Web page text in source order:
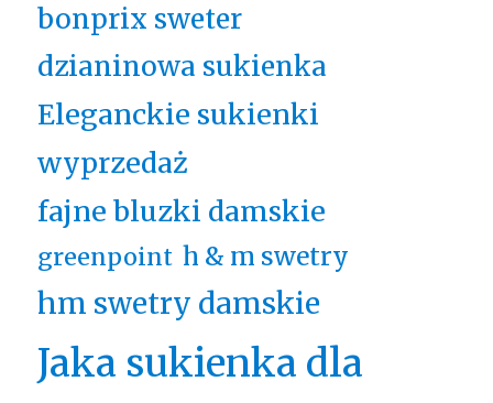
bonprix sweter
dzianinowa sukienka
Eleganckie sukienki
wyprzedaż
fajne bluzki damskie
greenpoint h & m swetry
hm swetry damskie
Jaka sukienka dla